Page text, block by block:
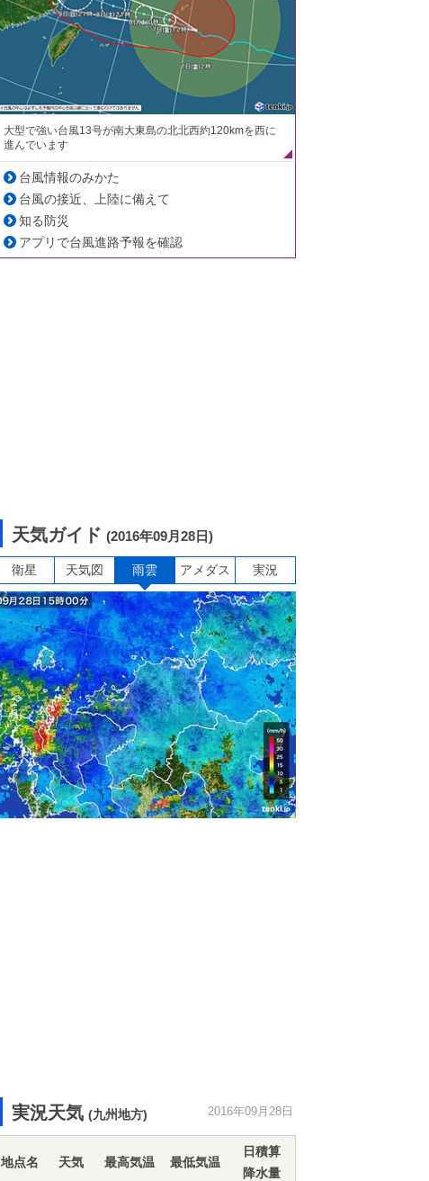
大型で強い台風13号が南大東島の北北西約120kmを西に
進んでいます
台風情報のみかた
台風の接近、上陸に備えて
知る防災
アプリで台風進路予報を確認
天気ガイド (2016年09月28日)
衛星 天気図 雨雲 アメダス 実況
実況天気 (九州地方) 2016年09月28日
地点名 天気 最高気温 最低気温
日積算
降水量